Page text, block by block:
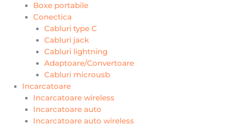
Boxe portabile
Conectica
Cabluri type C
Cabluri jack
Cabluri lightning
Adaptoare/Convertoare
Cabluri microusb
Incarcatoare
Incarcatoare wireless
Incarcatoare auto
Incarcatoare auto wireless